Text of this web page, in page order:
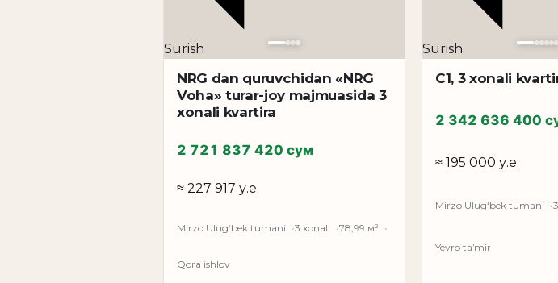
Surish
NRG dan quruvchidan «NRG
Voha» turar-joy majmuasida 3
xonali kvartira
2 721 837 420 сум
≈ 227 917 у.е.
Mirzo Ulug‘bek tumani 3 xonali 78,99 м²
Qora ishlov
Surish
C1, 3 xonali
2 342 636 400
≈ 195 000 у.е.
Mirzo Ulug‘bek tumani
Yevro taʼmir